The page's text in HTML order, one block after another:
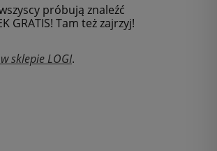
próbują znaleźć
GRATIS! Tam też zajrzyj!
sklepie LOGI.